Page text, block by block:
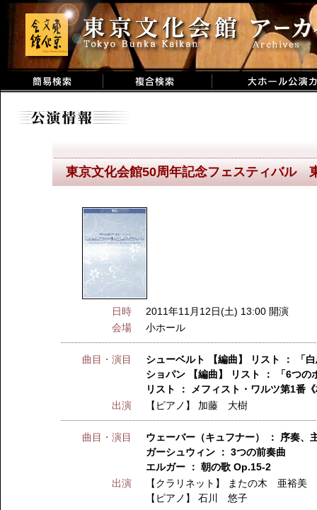
東京文化会館50周年記念フェスティバル
日時
2011年11月12日(土) 13:00 開演
会場
小ホール
曲目・演目
シューベルト 【編曲】 リスト ： 「
ショパン 【編曲】 リスト ： 「6つ
リスト ： メフィスト・ワルツ第1番
出演
【ピアノ】 加藤 大樹
曲目・演目
ウェーバー（キュフナー） ： 序奏、
ガーシュウィン ： 3つの前奏曲
エルガー ： 朝の歌 Op.15-2
出演
【クラリネット】
またの木 亜裕美
【ピアノ】石川 悠子